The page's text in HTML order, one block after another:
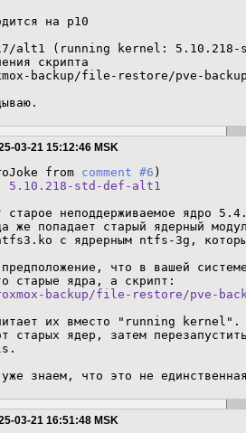
на p10
17/alt1 (running kernel:
скрипта
backup/file-restore/pve-
03-21 15:12:46 MSK
from comment #6
5.10.218-std-def-alt1
неподдерживаемое ядро
же попадает старый ядерный
с ядрерным ntfs-3g,
предположение, что в вашей
backup/file-restore/pve-
их вместо "running kernel".
старых ядер, затем
знаем, что это не
03-21 16:51:48 MSK